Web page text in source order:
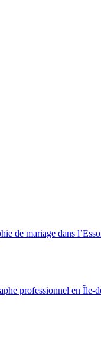
de mariage dans
professionnel en Île-